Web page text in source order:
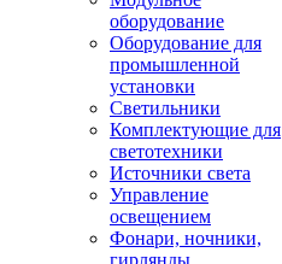
оборудование
Оборудование для
промышленной
установки
Светильники
Комплектующие для
светотехники
Источники света
Управление
освещением
Фонари, ночники,
гирлянды